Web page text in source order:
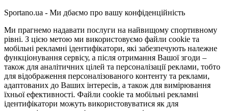
Sportano.ua - Ми дбаємо про вашу конфіденційність
Ми прагнемо надавати послуги на найвищому спортивному
рівні. З цією метою ми використовуємо файли cookie та
мобільні рекламні ідентифікатори, які забезпечують належне
функціонування сервісу, а після отримання Вашої згоди –
також для аналітичних цілей та персоналізації реклами, тобто
для відображення персоналізованого контенту та реклами,
адаптованих до Ваших інтересів, а також для вимірювання
їхньої ефективності. Файли cookie та мобільні рекламні
ідентифікатори можуть використовуватися як для